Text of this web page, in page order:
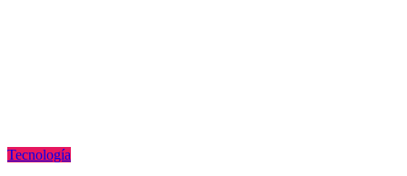
Tecnologí­a